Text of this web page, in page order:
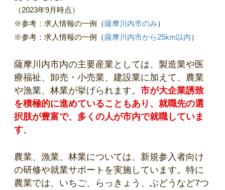
（2023年9月時点）
※参考：求人情報の一例（薩摩川内市のみ）
※参考：求人情報の一例（薩摩川内市から25km以内）
薩摩川内市内の主要産業としては、製造業や医
療福祉、卸売・小売業、建設業に加えて、農業
や漁業、林業が挙げられます。 市が大企業誘致
を積極的に進めていることもあり、就職先の選
択肢が豊富で、多くの人が市内で就職していま
す。
農業、漁業、林業については、新規参入者向け
の研修や就業サポートを実施しています。特に
農業では、いちご、らっきょう、ぶどうなど7つ